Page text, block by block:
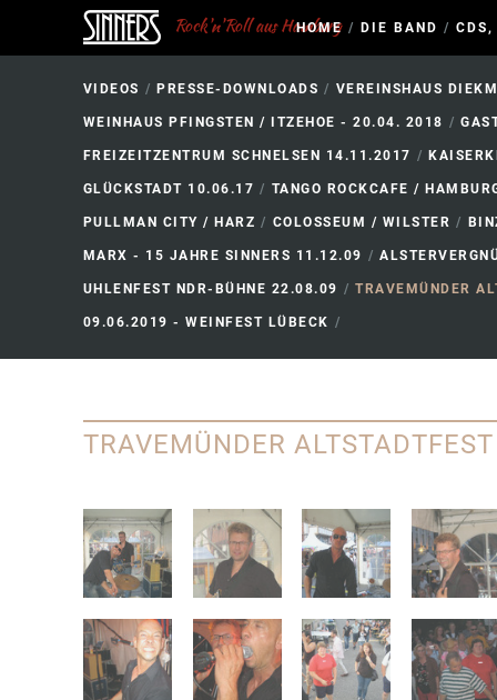
Rock'n'Roll aus Hamburg
HOME / DIE BAND /
VIDEOS / PRESSE-DOWNLOADS / VEREINSHAUS
WEINHAUS PFINGSTEN / ITZEHOE - 20.04. 2018 /
FREIZEITZENTRUM SCHNELSEN 14.11.2017 /
GLÜCKSTADT 10.06.17 / TANGO ROCKCAFE /
PULLMAN CITY / HARZ / COLOSSEUM / WILSTER /
MARX - 15 JAHRE SINNERS 11.12.09 /
UHLENFEST NDR-BÜHNE 22.08.09 / TRAVEMÜNDER
09.06.2019 - WEINFEST LÜBECK /
TRAVEMÜNDER